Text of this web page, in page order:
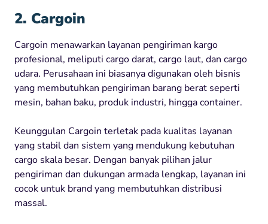
2. Cargoin
Cargoin menawarkan layanan pengiriman kargo
profesional, meliputi cargo darat, cargo laut, dan cargo
udara. Perusahaan ini biasanya digunakan oleh bisnis
yang membutuhkan pengiriman barang berat seperti
mesin, bahan baku, produk industri, hingga container.
Keunggulan Cargoin terletak pada kualitas layanan
yang stabil dan sistem yang mendukung kebutuhan
cargo skala besar. Dengan banyak pilihan jalur
pengiriman dan dukungan armada lengkap, layanan ini
cocok untuk brand yang membutuhkan distribusi
massal.